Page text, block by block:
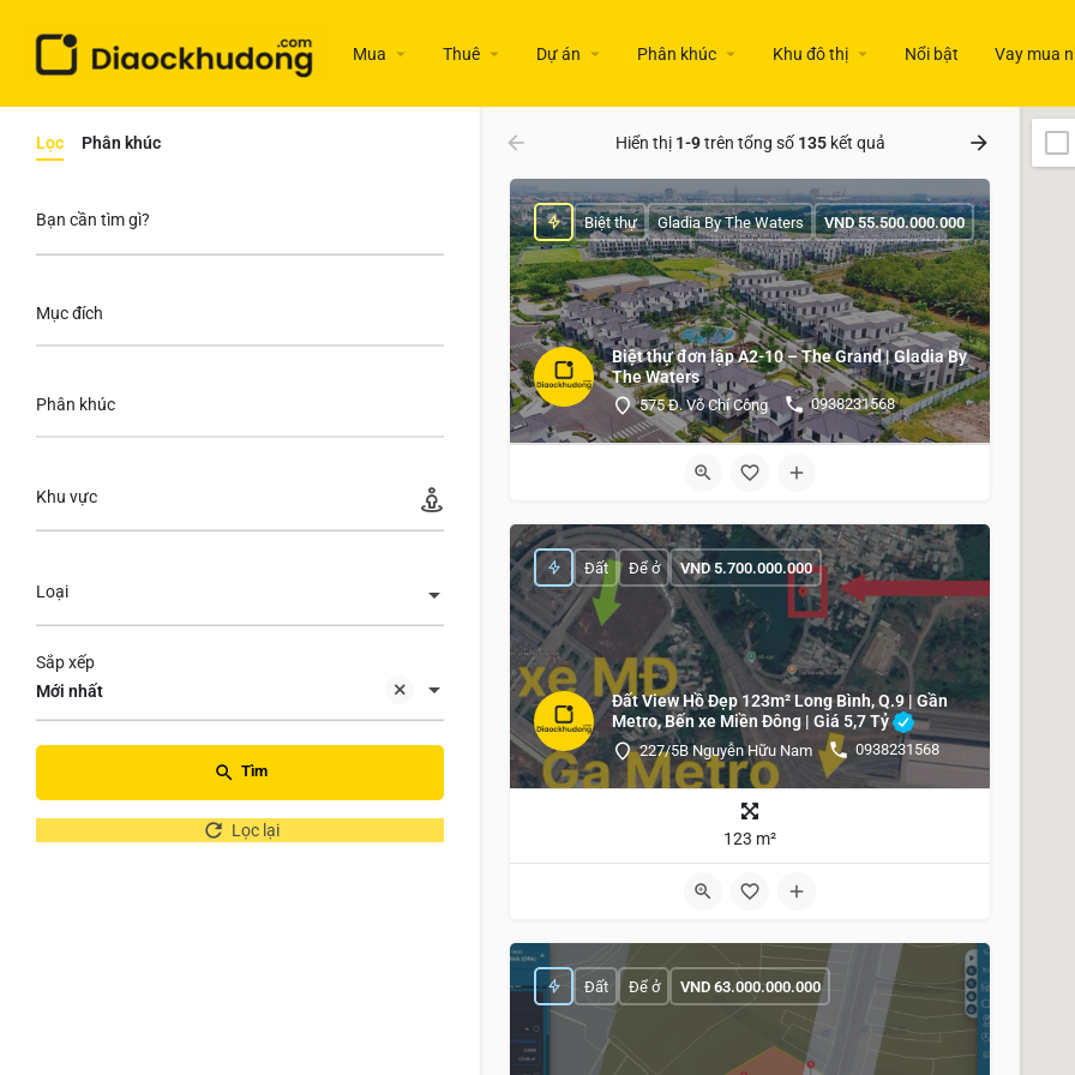
Mua Thuê Dự án Phân khúc Khu đô thị Nổi bật Vay mua
Lọc Phân khúc
Bạn cần tìm gì?
Mục đích
Phân khúc
Khu vực
Loại
Mới nhất
Sắp xếp
Tìm
Lọc lại
Hiển thị 1-9trên tổng số 135kết quả
Biệt thự đơn lập A2-10 – The Grand | Gladia By
The Waters
575 Đ. Võ Chí Công 0938231568
Biệt thự Gladia By The Waters VND55.500.000.000
Đất View Hồ Đẹp 123m² Long Bình, Q.9 | Gần
Metro, Bến xe Miền Đông | Giá 5,7 Tỷ
227/5B Nguyễn Hữu Nam 0938231568
Đất Để ở VND5.700.000.000
123 m²
Đất Để ở VND 63.000.000.000